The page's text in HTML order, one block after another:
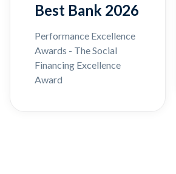
Best Bank 2026
Performance Excellence
Awards - The Social
Financing Excellence
Award